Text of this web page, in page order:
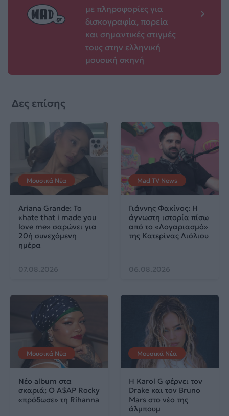
με πληροφορίες για
δισκογραφία, πορεία
και σημαντικές στιγμές
τους στην ελληνική
μουσική σκηνή
Δες επίσης
Μουσικά Νέα
Ariana Grande: Το
«hate that i made you
love me» σαρώνει για
20ή συνεχόμενη
ημέρα
07.08.2026
Mad TV News
Γιάννης Φακίνος: Η
άγνωστη ιστορία πίσω
από το «Λογαριασμό»
της Κατερίνας Λιόλιου
06.08.2026
Μουσικά Νέα
Νέο album στα
σκαριά; Ο A$AP Rocky
«πρόδωσε» τη Rihanna
Μουσικά Νέα
Η Karol G φέρνει τον
Drake και τον Bruno
Mars στο νέο της
άλμπουμ